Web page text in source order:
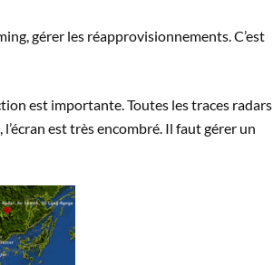
gérer les réapprovisionnements. C’est
est importante. Toutes les traces radars
est très encombré. Il faut gérer un